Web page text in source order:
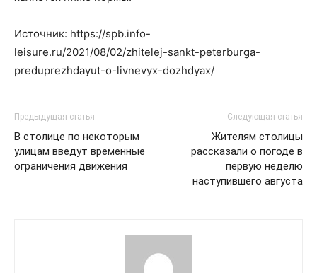
Источник: https://spb.info-
leisure.ru/2021/08/02/zhitelej-sankt-peterburga-
preduprezhdayut-o-livnevyx-dozhdyax/
Предыдущая статья
В столице по некоторым
улицам введут временные
ограничения движения
Следующая статья
Жителям столицы
рассказали о погоде в
первую неделю
наступившего августа